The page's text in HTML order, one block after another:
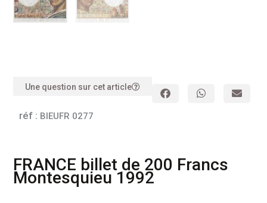
Une question sur cet article
réf : BIEUFR 0277
FRANCE billet de 200 Francs
Montesquieu 1992